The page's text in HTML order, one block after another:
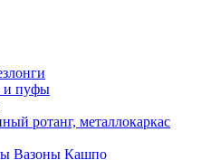
и пуфы
ротанг, металлокаркас
Вазоны Кашпо